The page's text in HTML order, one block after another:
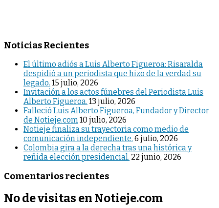
Noticias Recientes
El último adiós a Luis Alberto Figueroa: Risaralda
despidió a un periodista que hizo de la verdad su
legado. 15 julio, 2026
Invitación a los actos fúnebres del Periodista Luis
Alberto Figueroa. 13 julio, 2026
Falleció Luis Alberto Figueroa, Fundador y Director
de Notieje.com10 julio, 2026
Notieje finaliza su trayectoria como medio de
comunicación independiente. 6 julio, 2026
Colombia gira a la derecha tras una histórica y
reñida elección presidencial. 22 junio, 2026
Comentarios recientes
No de visitas en Notieje.com